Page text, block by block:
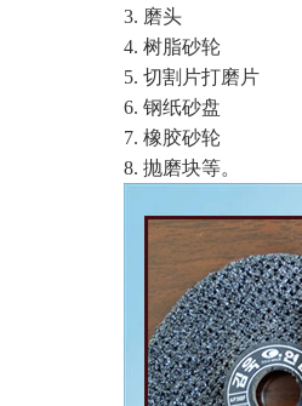
3. 磨头
4. 树脂砂轮
5. 切割片打磨片
6. 钢纸砂盘
7. 橡胶砂轮
8. 抛磨块等。